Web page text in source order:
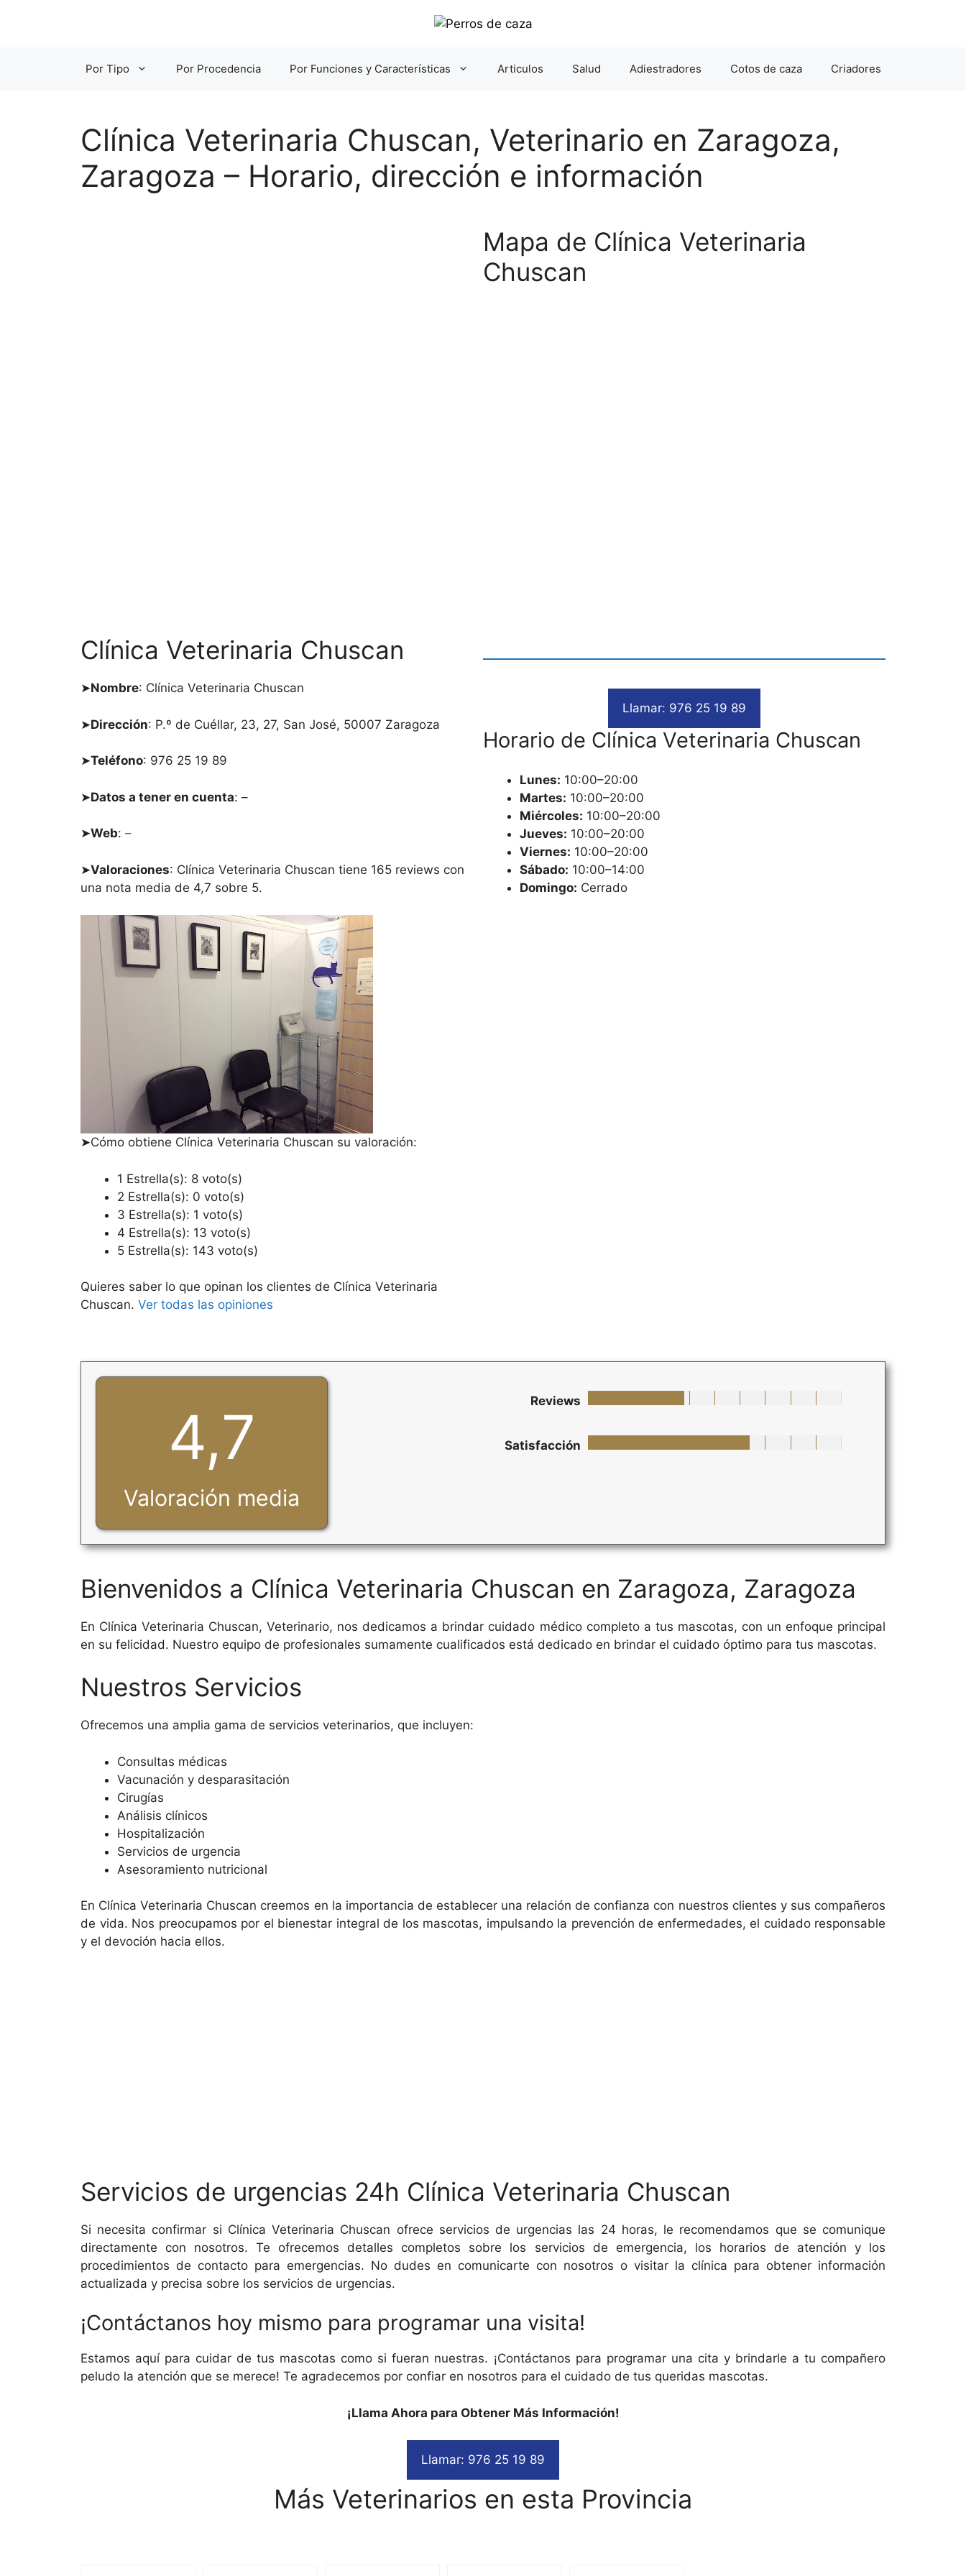
Por Tipo Por Procedencia Por Funciones y Características Articulos Salud Adiestradores Cotos de caza Criadores
Clínica Veterinaria Chuscan, Veterinario en Zaragoza,
Zaragoza – Horario, dirección e información
Clínica Veterinaria Chuscan
➤Nombre: Clínica Veterinaria Chuscan
➤Dirección: P.º de Cuéllar, 23, 27, San José, 50007 Zaragoza
➤Teléfono: 976 25 19 89
➤Datos a tener en cuenta: –
➤Web: –
➤Valoraciones: Clínica Veterinaria Chuscan tiene 165 reviews con
una nota media de 4,7 sobre 5.
➤Cómo obtiene Clínica Veterinaria Chuscan su valoración:
1 Estrella(s): 8 voto(s)
2 Estrella(s): 0 voto(s)
3 Estrella(s): 1 voto(s)
4 Estrella(s): 13 voto(s)
5 Estrella(s): 143 voto(s)
Quieres saber lo que opinan los clientes de Clínica Veterinaria
Chuscan. Ver todas las opiniones
Mapa de Clínica Veterinaria
Chuscan
Llamar: 976 25 19 89
Horario de Clínica Veterinaria Chuscan
Lunes: 10:00–20:00
Martes: 10:00–20:00
Miércoles: 10:00–20:00
Jueves: 10:00–20:00
Viernes: 10:00–20:00
Sábado: 10:00–14:00
Domingo: Cerrado
4,7
Valoración media
Reviews
Satisfacción
Bienvenidos a Clínica Veterinaria Chuscan en Zaragoza, Zaragoza
En Clínica Veterinaria Chuscan, Veterinario, nos dedicamos a brindar cuidado médico completo a tus mascotas, con un enfoque principal
en su felicidad. Nuestro equipo de profesionales sumamente cualificados está dedicado en brindar el cuidado óptimo para tus mascotas.
Nuestros Servicios
Ofrecemos una amplia gama de servicios veterinarios, que incluyen:
Consultas médicas
Vacunación y desparasitación
Cirugías
Análisis clínicos
Hospitalización
Servicios de urgencia
Asesoramiento nutricional
En Clínica Veterinaria Chuscan creemos en la importancia de establecer una relación de confianza con nuestros clientes y sus compañeros
de vida. Nos preocupamos por el bienestar integral de los mascotas, impulsando la prevención de enfermedades, el cuidado responsable
y el devoción hacia ellos.
Servicios de urgencias 24h Clínica Veterinaria Chuscan
Si necesita confirmar si Clínica Veterinaria Chuscan ofrece servicios de urgencias las 24 horas, le recomendamos que se comunique
directamente con nosotros. Te ofrecemos detalles completos sobre los servicios de emergencia, los horarios de atención y los
procedimientos de contacto para emergencias. No dudes en comunicarte con nosotros o visitar la clínica para obtener información
actualizada y precisa sobre los servicios de urgencias.
¡Contáctanos hoy mismo para programar una visita!
Estamos aquí para cuidar de tus mascotas como si fueran nuestras. ¡Contáctanos para programar una cita y brindarle a tu compañero
peludo la atención que se merece! Te agradecemos por confiar en nosotros para el cuidado de tus queridas mascotas.
¡Llama Ahora para Obtener Más Información!
Llamar: 976 25 19 89
Más Veterinarios en esta Provincia